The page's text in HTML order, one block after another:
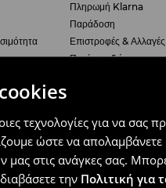
τεχνολογίες για να σας
ώστε να
στις ανάγκες σας.
την Πολιτική για
Πληρωμή Klarna
Παράδοση
Επιστροφές & Αλλαγές
Πατήστε εδώ για
Σχετικά με εμάς
Press Room
Καριέρα